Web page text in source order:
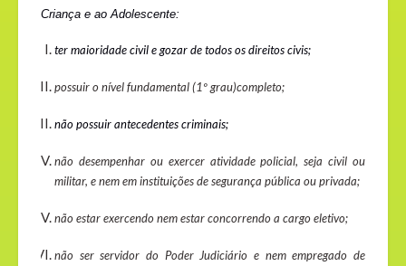
Criança e ao Adolescente:
ter maioridade civil e gozar de todos os direitos civis;
possuir o nível fundamental (1º grau)completo;
não possuir antecedentes criminais;
não desempenhar ou exercer atividade policial, seja civil ou
militar, e nem em instituições de segurança pública ou privada;
não estar exercendo nem estar concorrendo a cargo eletivo;
não ser servidor do Poder Judiciário e nem empregado de